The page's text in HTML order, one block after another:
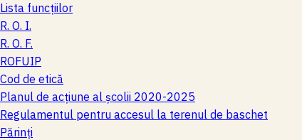
Lista funcţiilor
R. O. I.
R. O. F.
ROFUIP
Cod de etică
Planul de acțiune al școlii 2020-2025
Regulamentul pentru accesul la terenul de baschet
Părinţi